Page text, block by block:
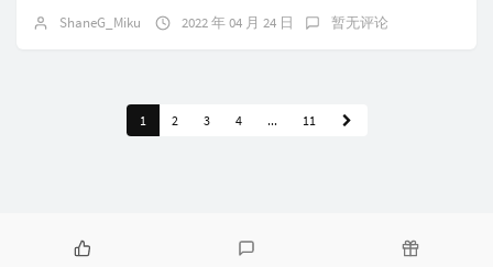
ShaneG_Miku 2022 年 04 月 24 日 暂无评论
1 2 3 4 ... 11